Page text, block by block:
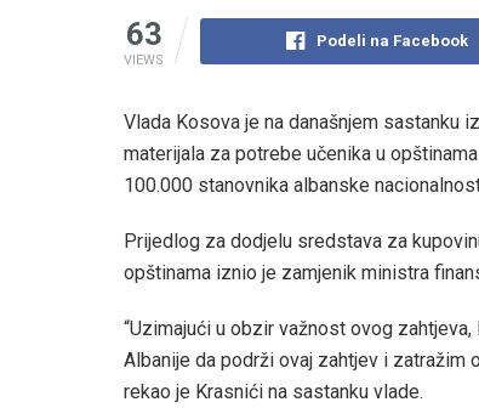
63
VIEWS
Podeli na Facebook
Vlada Kosova je na današnjem sastanku
materijala za potrebe učenika u
100.000 stanovnika albanske
Prijedlog za dodjelu sredstava za
opštinama iznio je zamjenik ministra
“Uzimajući u obzir važnost ovog
Albanije da podrži ovaj zahtjev i zatražim
rekao je Krasnići na sastanku vlade.